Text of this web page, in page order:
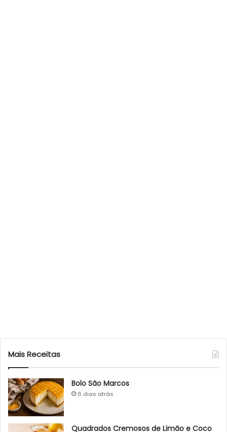
Mais Receitas
Bolo São Marcos
6 dias atrás
Quadrados Cremosos de Limão e Coco